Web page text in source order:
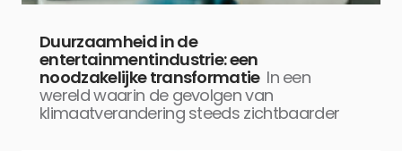
Duurzaamheid in de
entertainmentindustrie: een
noodzakelijke transformatie In een
wereld waarin de gevolgen van
klimaatverandering steeds zichtbaarder